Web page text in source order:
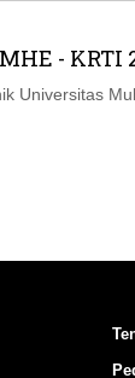
- KRTI
Universitas